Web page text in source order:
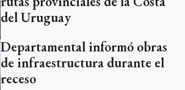
del Uruguay
Departamental informó obras
de infraestructura durante el
receso